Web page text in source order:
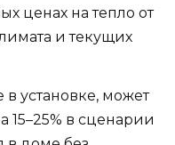
ценах на тепло от
и текущих
в установке, может
15–25% в сценарии